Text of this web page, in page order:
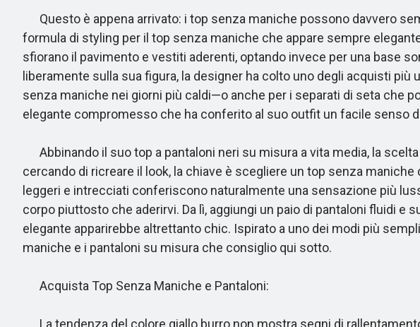
Questo è appena arrivato: i top senza maniche possono davvero
formula di styling per il top senza maniche che appare sempre
sfiorano il pavimento e vestiti aderenti, optando invece per una base
liberamente sulla sua figura, la designer ha colto uno degli acquisti
senza maniche nei giorni più caldi—o anche per i separati di seta che
elegante compromesso che ha conferito al suo outfit un facile senso
Abbinando il suo top a pantaloni neri su misura a vita media, la
cercando di ricreare il look, la chiave è scegliere un top senza
leggeri e intrecciati conferiscono naturalmente una sensazione più
corpo piuttosto che aderirvi. Da lì, aggiungi un paio di pantaloni fluidi e
elegante apparirebbe altrettanto chic. Ispirato a uno dei modi più
maniche e i pantaloni su misura che consiglio qui sotto.
Acquista Top Senza Maniche e Pantaloni:
La tendenza del colore giallo burro non mostra segni di